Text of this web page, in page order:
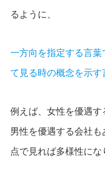
るように、
一方向を指定する言
て見る時の概念を示す
例えば、女性を優遇す
男性を優遇する会社
点で見れば多様性にな